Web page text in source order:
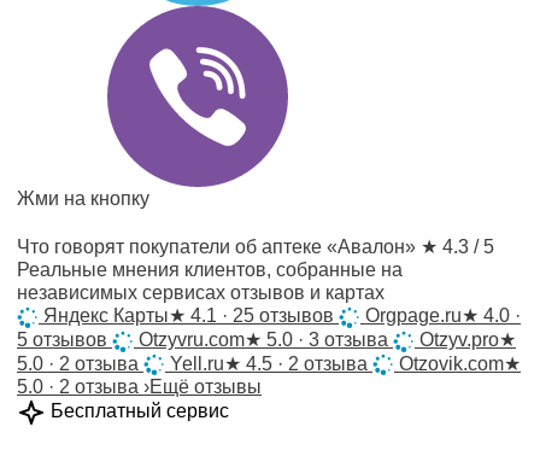
Жми на кнопку
Что говорят покупатели об аптеке «Авалон» ★ 4.3 / 5
Реальные мнения клиентов, собранные на
независимых сервисах отзывов и картах
Яндекс Карты★ 4.1 · 25 отзывов Orgpage.ru★ 4.0 ·
5 отзывов
Otzyvru.com★ 5.0 · 3 отзыва Otzyv.pro★
5.0 · 2 отзыва
Yell.ru★ 4.5 · 2 отзыва Otzovik.com★
5.0 · 2 отзыва ›Ещё отзывы
Бесплатный сервис